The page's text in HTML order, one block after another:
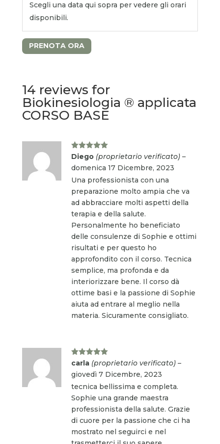
Scegli una data qui sopra per vedere gli orari
disponibili.
PRENOTA ORA
14 reviews for
Biokinesiologia ® applicata
CORSO BASE
Valutato5
su 5
Diego (proprietario verificato) –
domenica 17 Dicembre, 2023
Una professionista con una
preparazione molto ampia che va
ad abbracciare molti aspetti della
terapia e della salute.
Personalmente ho beneficiato
delle consulenze di Sophie e ottimi
risultati e per questo ho
approfondito con il corso. Tecnica
semplice, ma profonda e da
interiorizzare bene. Il corso dà
ottime basi e la passione di Sophie
aiuta ad entrare al meglio nella
materia. Sicuramente consigliato.
Valutato5
carla (proprietario verificato) –
giovedì 7 Dicembre, 2023
tecnica bellissima e completa.
Sophie una grande maestra
professionista della salute. Grazie
di cuore per la passione che ci ha
mostrato nel seguirci e nel